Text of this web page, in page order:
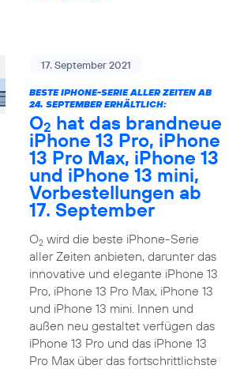
17. September 2021
BESTE IPHONE-SERIE ALLER ZEITEN AB
24. SEPTEMBER ERHÄLTLICH:
O2 hat das brandneue
iPhone 13 Pro, iPhone
13 Pro Max, iPhone 13
und iPhone 13 mini,
Vorbestellungen ab
17. September
O2wird die beste iPhone-Serie
aller Zeiten anbieten, darunter das
innovative und elegante iPhone 13
Pro, iPhone 13 Pro Max, iPhone 13
und iPhone 13 mini. Innen und
außen neu gestaltet verfügen das
iPhone 13 Pro und das iPhone 13
Pro Max über das fortschrittlichste